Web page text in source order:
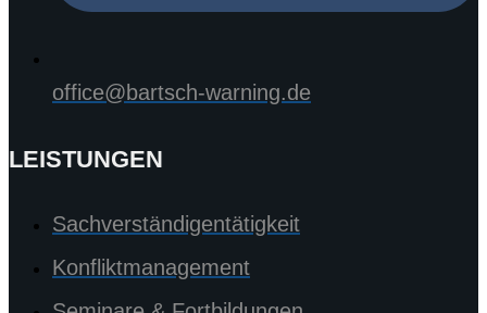
office@bartsch-warning.de
LEISTUNGEN
Sachverständigentätigkeit
Konfliktmanagement